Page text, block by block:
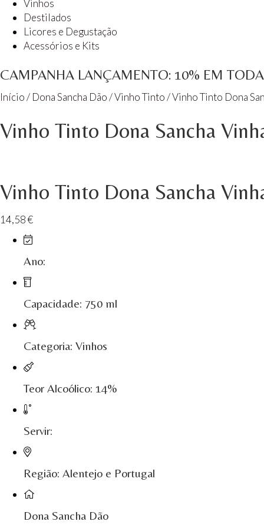
Herdade dos Coteis Alentejo
Herdade Papa Leite - Alentejo
Horacio Simoes Setubal
Isento - Douro
Lavradores da Feitoria - Douro
Marcio Em Campo - Tejo
Monte da Raposinha - Alentejo
Prats e Symington Family
Vinhos
Destilados
Licores e Degustação
Acessórios e Kits
CAMPANHA LANÇAMENTO: 10% EM
Início/ Dona Sancha Dão/Vinho Tinto/ Vinho Tinto Dona
Vinho Tinto Dona Sancha
Vinho Tinto Dona Sancha
14,58€
Ano:
Capacidade: 750 ml
Categoria: Vinhos
Teor Alcoólico: 14%
Servir:
Região: Alentejo e Portugal
Dona Sancha Dão